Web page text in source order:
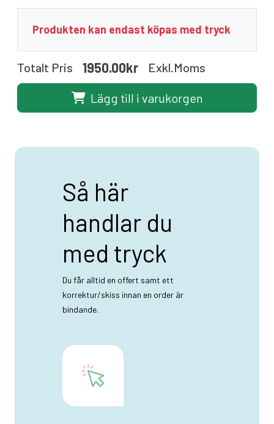
Produkten kan endast köpas med tryck
Totalt Pris 1950.00kr Exkl.moms
Lägg till i varukorgen
Så här
handlar du
med tryck
Du får alltid en offert samt ett
korrektur/skiss innan en order är
bindande.